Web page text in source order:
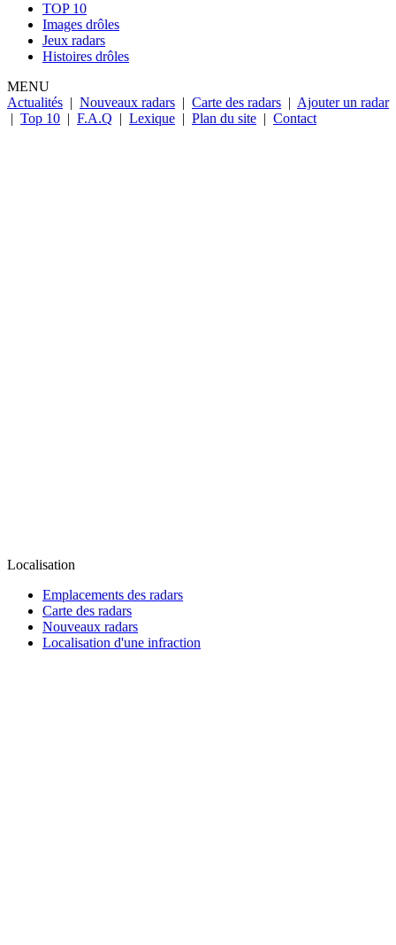
TOP 10
Images drôles
Jeux radars
Histoires drôles
MENU
Actualités | Nouveaux radars | Carte des radars | Ajouter un radar
| Top 10 | F.A.Q | Lexique | Plan du site | Contact
Localisation
Emplacements des radars
Carte des radars
Nouveaux radars
Localisation d'une infraction